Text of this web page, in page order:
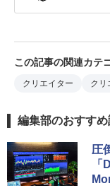
この記事の関連カテ
クリエイター クリ
編集部のおすす
圧